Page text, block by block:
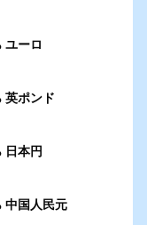
ーロ
ポンド
本円
国人民元